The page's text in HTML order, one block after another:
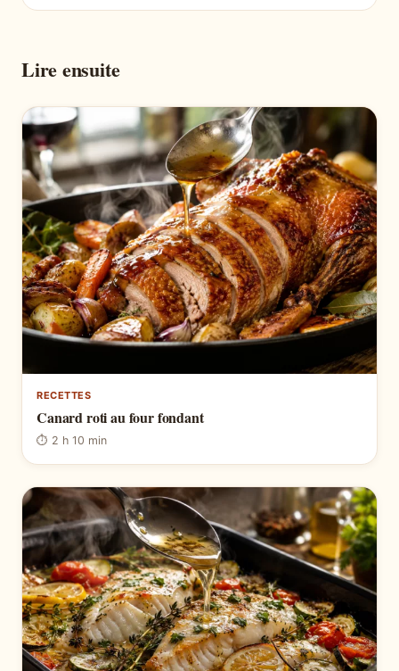
Lire ensuite
RECETTES
Canard roti au four fondant
⏱ 2 h 10 min